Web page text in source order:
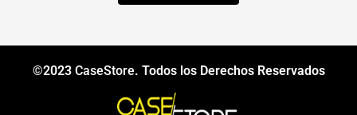
©2023 CaseStore. Todos los Derechos Reservados